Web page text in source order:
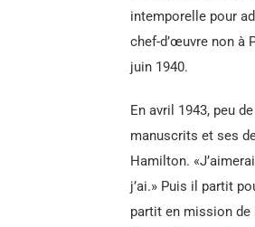
intemporelle pour
chef-d’œuvre non à
juin 1940.
En avril 1943, peu
manuscrits et ses
Hamilton.
j’ai.» Puis il partit
partit en mission de